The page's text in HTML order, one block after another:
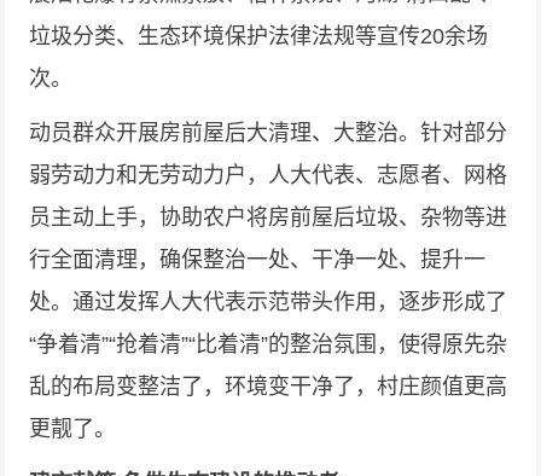
垃圾分类、生态环境保护法律法规等宣传20余场
次。
动员群众开展房前屋后大清理、大整治。针对部分
弱劳动力和无劳动力户，人大代表、志愿者、网格
员主动上手，协助农户将房前屋后垃圾、杂物等进
行全面清理，确保整治一处、干净一处、提升一
处。通过发挥人大代表示范带头作用，逐步形成了
“争着清”“抢着清”“比着清”的整治氛围，使得原先杂
乱的布局变整洁了，环境变干净了，村庄颜值更高
更靓了。